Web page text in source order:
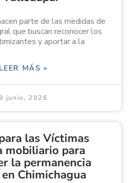
parte de las medidas de
que buscan reconocer los
y aportar a la
LEER MÁS »
junio, 2026
las Víctimas
mobiliario para
la permanencia
Chimichagua